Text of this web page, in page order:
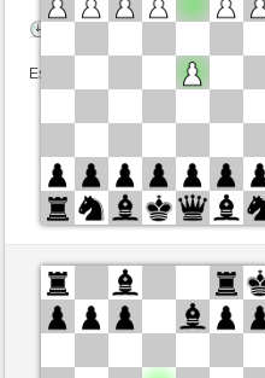
Tiempo: 10 minutes/side + 0
Esta partida es por puntos
Blancas
BaBamBaBam2
Negras
BingoTheRooket
Tiempo: 10 minutes/side + 0